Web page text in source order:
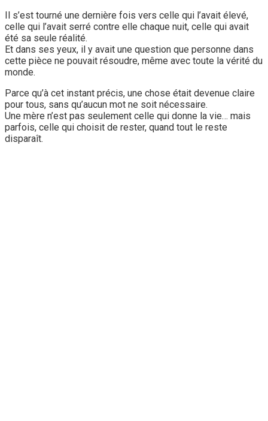
Il s’est tourné une dernière fois vers celle qui l’avait élevé,
celle qui l’avait serré contre elle chaque nuit, celle qui avait
été sa seule réalité.
Et dans ses yeux, il y avait une question que personne dans
cette pièce ne pouvait résoudre, même avec toute la vérité du
monde.
Parce qu’à cet instant précis, une chose était devenue claire
pour tous, sans qu’aucun mot ne soit nécessaire.
Une mère n’est pas seulement celle qui donne la vie… mais
parfois, celle qui choisit de rester, quand tout le reste
disparaît.